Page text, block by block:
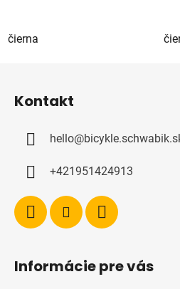
čierna
Kontakt
hello@
+421951424913
Informácie pre vás